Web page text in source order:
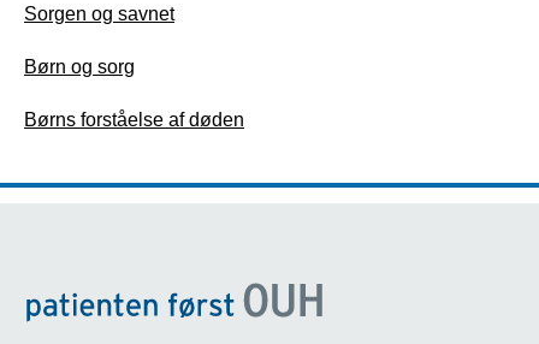
Sorgen og savnet
Børn og sorg
Børns forståelse af døden